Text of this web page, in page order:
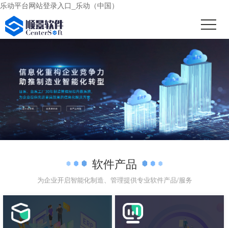
乐动平台网站登录入口_乐动（中国）
软件产品
为企业开启智能化制造、管理提供专业软件产品/服务